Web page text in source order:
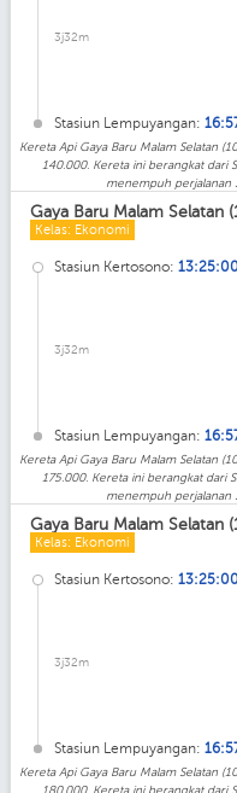
3j32m
Stasiun Lempuyangan:
Kereta Api Gaya Baru Malam Selatan
140.000. Kereta ini berangkat dari
menempuh perjalanan
Gaya Baru Malam Selatan
Kelas: Ekonomi
Stasiun Kertosono:
3j32m
Stasiun Lempuyangan:
Kereta Api Gaya Baru Malam Selatan
175.000. Kereta ini berangkat dari
menempuh perjalanan
Gaya Baru Malam Selatan
Kelas: Ekonomi
Stasiun Kertosono:
3j32m
Stasiun Lempuyangan:
Kereta Api Gaya Baru Malam Selatan
180.000. Kereta ini berangkat dari